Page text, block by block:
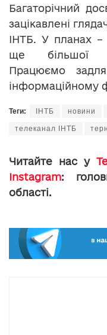
Багаторічний
зацікавлені
ІНТБ. У планах –
ще більшої
Працюємо
інформаційному
Теги: ІНТБ новини
телеканал ІНТБ
Читайте нас у
Instagram:
області.